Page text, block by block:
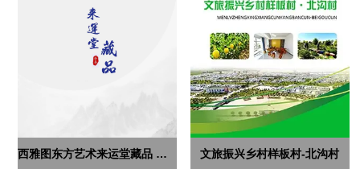
西雅图东方艺术来运堂藏品 第一集 文旅振兴乡村样板村-北沟村